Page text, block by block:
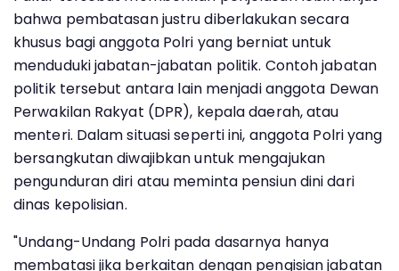
bahwa pembatasan justru diberlakukan secara
khusus bagi anggota Polri yang berniat untuk
menduduki jabatan-jabatan politik. Contoh jabatan
politik tersebut antara lain menjadi anggota Dewan
Perwakilan Rakyat (DPR), kepala daerah, atau
menteri. Dalam situasi seperti ini, anggota Polri yang
bersangkutan diwajibkan untuk mengajukan
pengunduran diri atau meminta pensiun dini dari
dinas kepolisian.
"Undang-Undang Polri pada dasarnya hanya
membatasi jika berkaitan dengan pengisian jabatan